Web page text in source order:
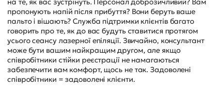
пропонують напій після прибуття? Вони беруть ваше
пальто і вішають? Служба підтримки клієнтів багато
говорить про те, як до вас будуть ставитися протягом
усього сеансу лазерної епіляції. Звичайно, консультант
може бути вашим найкращим другом, але якщо
співробітники стійки реєстрації не намагаються
забезпечити вам комфорт, щось не так. Задоволені
співробітники = задоволені клієнти.